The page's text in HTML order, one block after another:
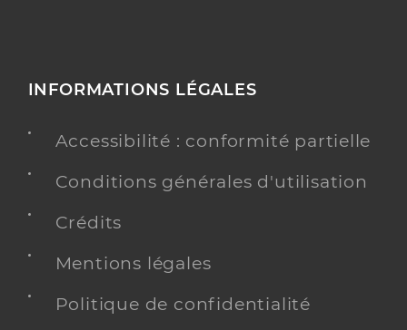
INFORMATIONS LÉGALES
Accessibilité : conformité partielle
Conditions générales d'utilisation
Crédits
Mentions légales
Politique de confidentialité